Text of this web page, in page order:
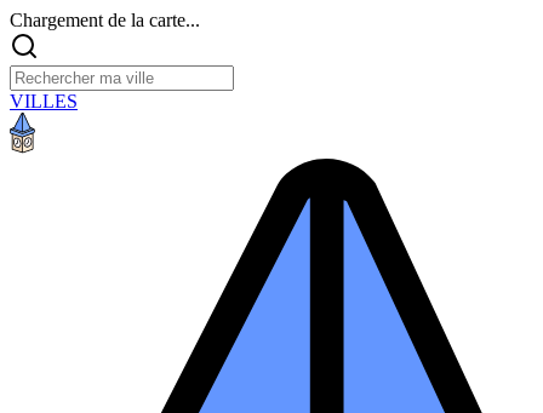
Chargement de la carte...
VILLES